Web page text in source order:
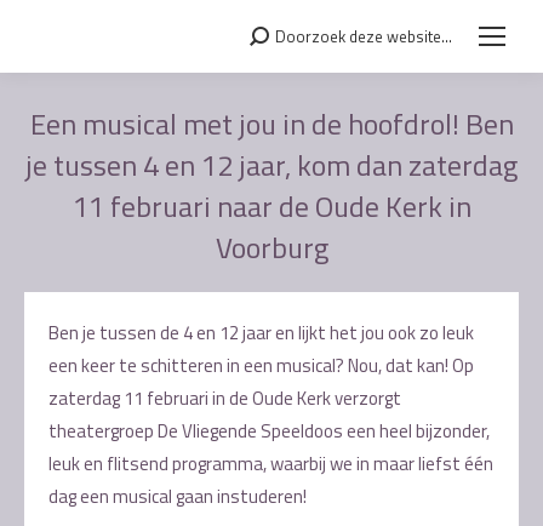
Search:Doorzoek deze website...
Een musical met jou in de hoofdrol! Ben
je tussen 4 en 12 jaar, kom dan zaterdag
11 februari naar de Oude Kerk in
Voorburg
Ben je tussen de 4 en 12 jaar en lijkt het jou ook zo leuk
een keer te schitteren in een musical? Nou, dat kan! Op
zaterdag 11 februari in de Oude Kerk verzorgt
theatergroep De Vliegende Speeldoos een heel bijzonder,
leuk en flitsend programma, waarbij we in maar liefst één
dag een musical gaan instuderen!